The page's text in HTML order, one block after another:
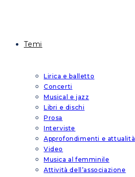
Temi
Lirica e balletto
Concerti
Musical e jazz
Libri e dischi
Prosa
Interviste
Approfondimenti e attualità
Video
Musica al femminile
Attività dell’associazione